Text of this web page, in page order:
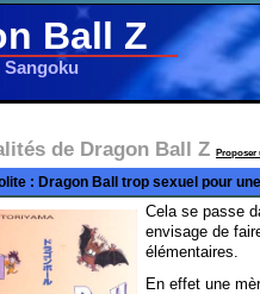
Ball Z
Sangoku
de Dragon Ball Z Proposer
: Dragon Ball trop sexuel pour
Cela se passe
envisage de
élémentaires.
En effet une